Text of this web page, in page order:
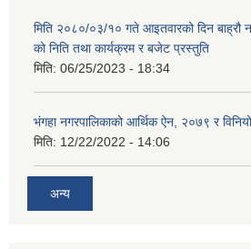
मिति २०८०/०३/१० गते आइतवारको दिन
को निति तथा कार्यक्रम र बजेट प्रस्तुति
मिति: 06/25/2023 - 18:34
भंगहा नगरपालिकाको आर्थिक ऐन, २०७९ र
मिति: 12/22/2022 - 14:06
अन्य